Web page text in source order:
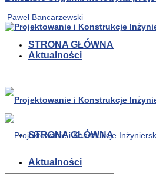
Paweł Bancarzewski
STRONA GŁÓWNA
Aktualności
STRONA GŁÓWNA
Aktualności